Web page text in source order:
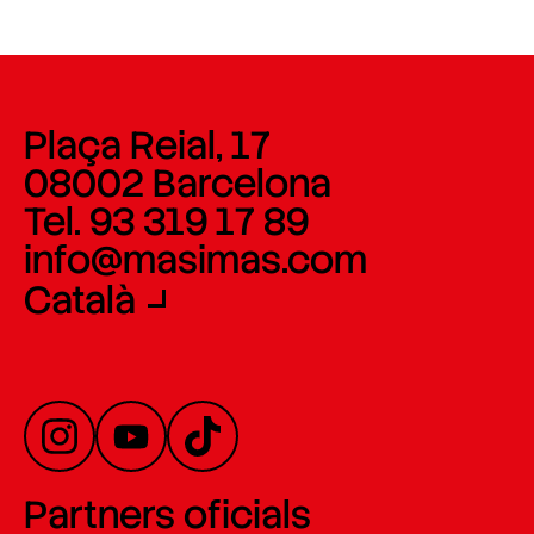
Plaça Reial, 17
08002 Barcelona
Tel. 93 319 17 89
info@masimas.com
Català
Partners oficials